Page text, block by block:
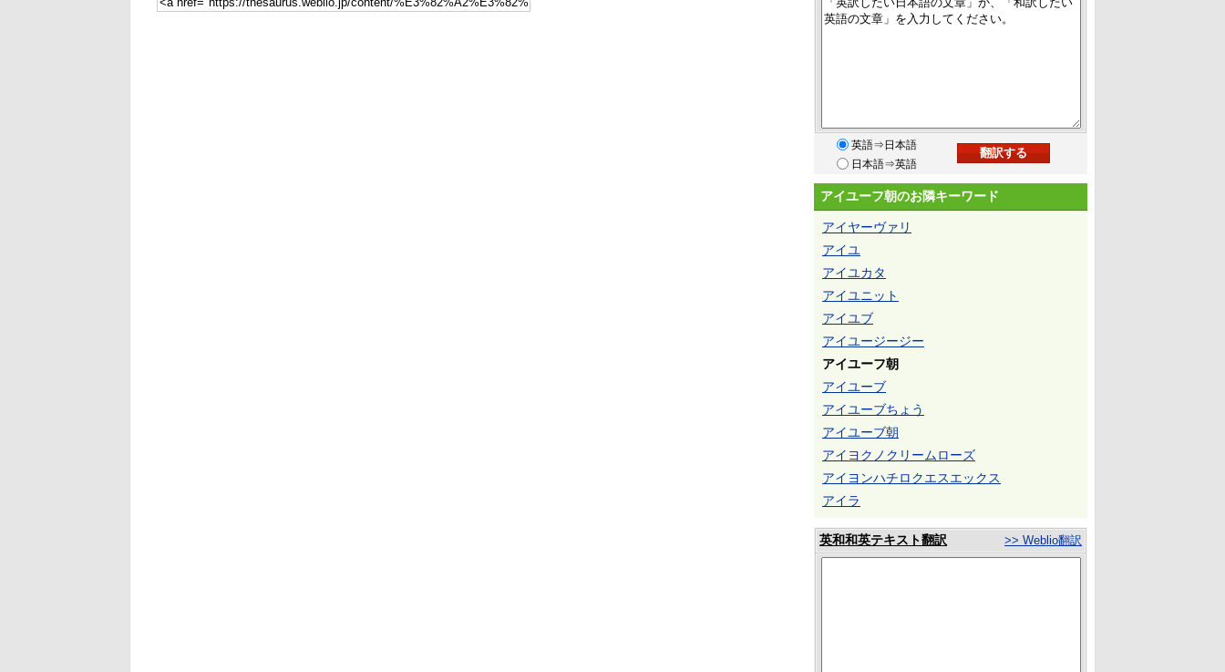
英語⇒日本語
日本語⇒英語
アイユーフ朝のお隣キーワード
アイヤーヴァリ
アイユ
アイユカタ
アイユニット
アイユブ
アイユージージー
アイユーフ朝
アイユーブ
アイユーブちょう
アイユーブ朝
アイヨクノクリームローズ
アイヨンハチロクエスエックス
アイラ
英和和英テキスト翻訳 >> Weblio翻訳